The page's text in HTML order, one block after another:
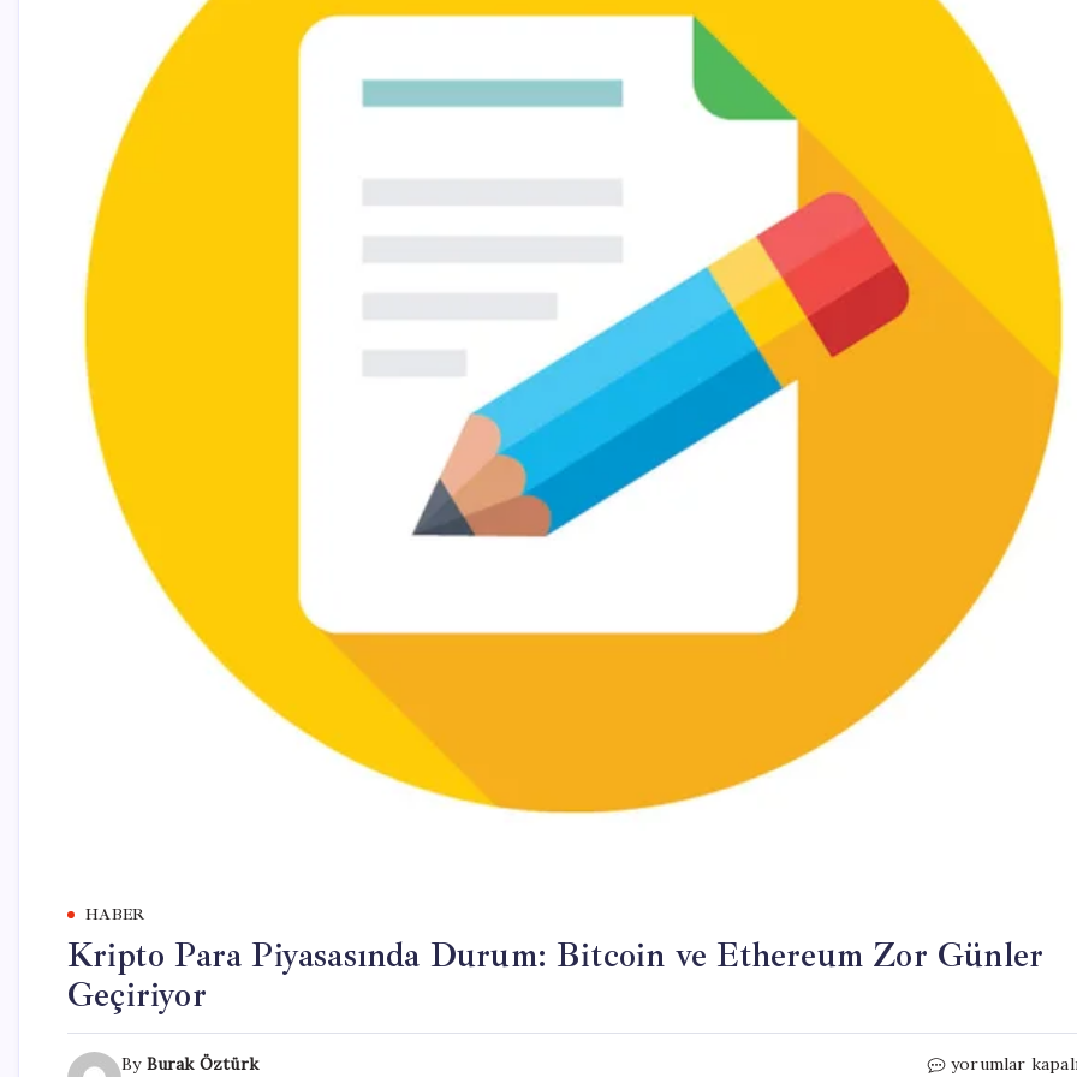
HABER
Kripto Para Piyasasında Durum: Bitcoin ve Ethereum Zor Günler
Geçiriyor
By Burak Öztürk
Kripto
yorumlar